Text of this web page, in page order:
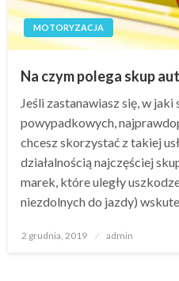
MOTORYZACJA
Na czym polega skup
Jeśli zastanawiasz się, w
powypadkowych,
chcesz skorzystać z takiej
działalnością najczęściej
marek, które uległy
niezdolnych do jazdy)
Opublikowane
2 grudnia, 2019 admin